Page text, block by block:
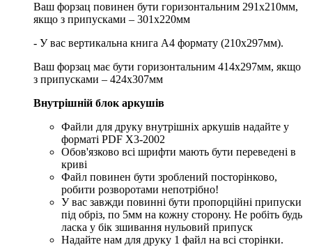
Ваш форзац повинен бути горизонтальним 291х210мм,
якщо з припусками – 301х220мм
- У вас вертикальна книга А4 формату (210х297мм).
Ваш форзац має бути горизонтальним 414х297мм, якщо
з припусками – 424х307мм
Внутрішній блок аркушів
Файли для друку внутрішніх аркушів надайте у
форматі PDF X3-2002
Обов'язково всі шрифти мають бути переведені в
криві
Файл повинен бути зроблений посторінково,
робити розворотами непотрібно!
У вас завжди повинні бути пропорційні припуски
під обріз, по 5мм на кожну сторону. Не робіть будь
ласка у бік зшивання нульовий припуск
Надайте нам для друку 1 файл на всі сторінки.